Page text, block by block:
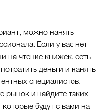
можно нанять
Если у вас нет
на чтение книжек, есть
деньги и нанять
специалистов.
рынок и найдите таких
будут с вами на